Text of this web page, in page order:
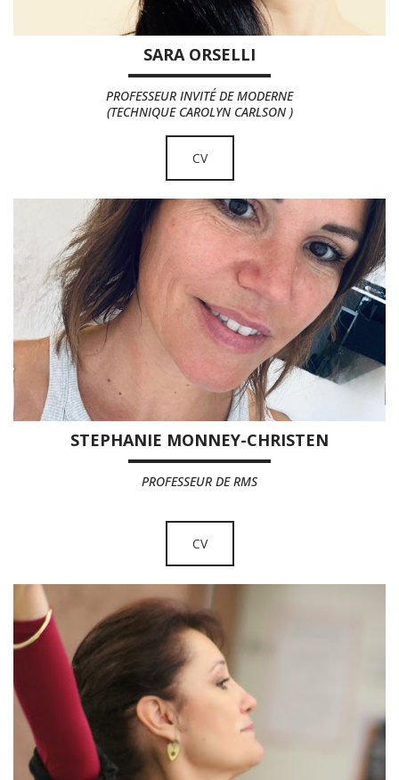
SARA ORSELLI
PROFESSEUR INVITÉ DE MODERNE
(TECHNIQUE CAROLYN CARLSON )
CV
STEPHANIE MONNEY-CHRISTEN
PROFESSEUR DE RMS
CV